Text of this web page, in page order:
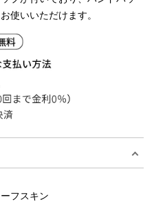
使いいただけます。
フスキン